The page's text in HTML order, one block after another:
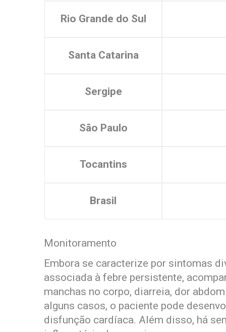
Rio Grande do Sul
Santa Catarina
Sergipe
São Paulo
Tocantins
Brasil
Monitoramento
Embora se caracterize por sintomas
associada à febre persistente,
manchas no corpo, diarreia, dor
alguns casos, o paciente pode
disfunção cardíaca. Além disso, há